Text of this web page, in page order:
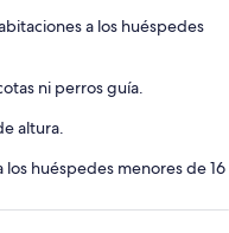
a los huéspedes
ni perros guía.
altura.
huéspedes menores de 16